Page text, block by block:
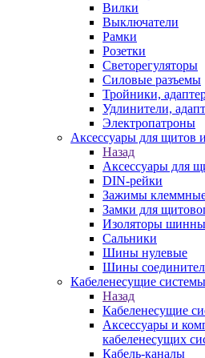
Вилки
Выключатели
Рамки
Розетки
Светорегуляторы
Силовые разъемы
Тройники,
Удлинители,
Электропатроны
Аксессуары для щитов
Назад
Аксессуары для
DIN-рейки
Зажимы
Замки для
Изоляторы
Сальники
Шины нулевые
Шины
Кабеленесущие системы
Назад
Кабеленесущие
Аксессуары и
кабеленесущих
Кабель-каналы